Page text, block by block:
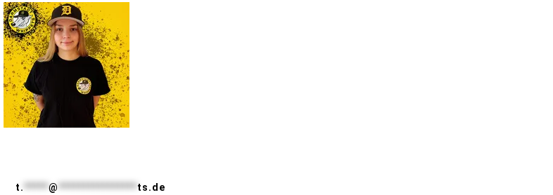
t. ***** @ **************** ts.de